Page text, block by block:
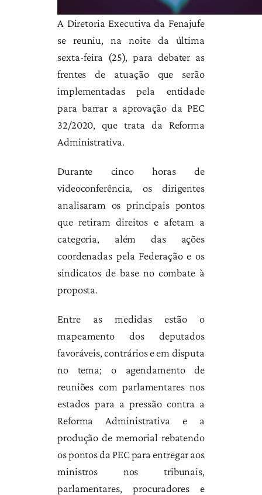
A Diretoria Executiva da Fenajufe
se reuniu, na noite da última
sexta-feira (25), para debater as
frentes de atuação que serão
implementadas pela entidade
para barrar a aprovação da PEC
32/2020, que trata da Reforma
Administrativa.
Durante cinco horas de
videoconferência, os dirigentes
analisaram os principais pontos
que retiram direitos e afetam a
categoria, além das ações
coordenadas pela Federação e os
sindicatos de base no combate à
proposta.
Entre as medidas estão o
mapeamento dos deputados
favoráveis, contrários e em disputa
no tema; o agendamento de
reuniões com parlamentares nos
estados para a pressão contra a
Reforma Administrativa e a
produção de memorial rebatendo
os pontos da PEC para entregar aos
ministros nos tribunais,
parlamentares, procuradores e